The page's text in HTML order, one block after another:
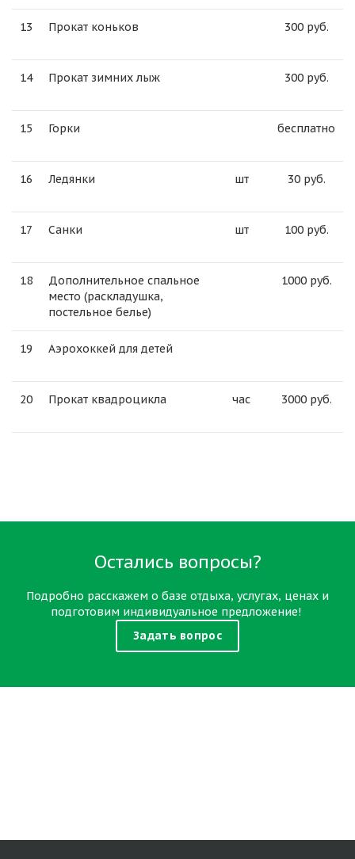
13 Прокат коньков 300 руб.
14 Прокат зимних лыж 300 руб.
15 Горки бесплатно
16 Ледянки шт 30 руб.
17 Санки шт 100 руб.
18
Дополнительное спальное
место (раскладушка,
постельное белье)
1000 руб.
19 Аэрохоккей для детей
20 Прокат квадроцикла час 3000 руб.
Остались вопросы?
Подробно расскажем о базе отдыха, услугах, ценах и
подготовим индивидуальное предложение!
Задать вопрос